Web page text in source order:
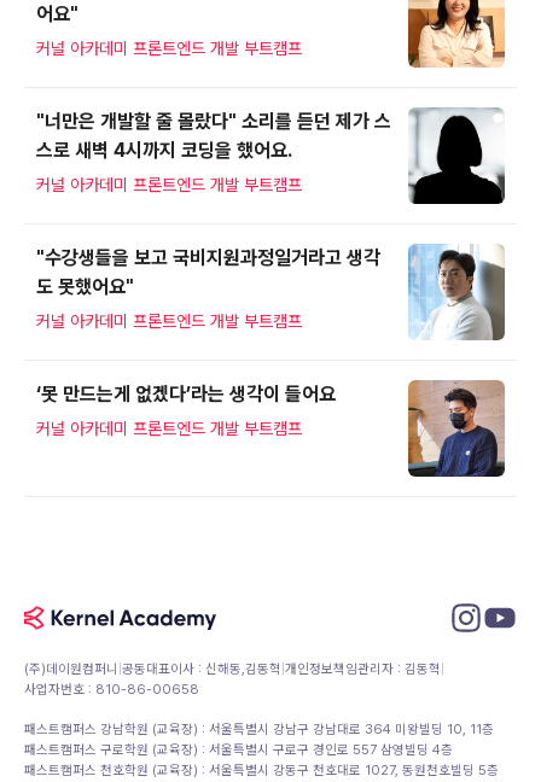
어요"
커널 아카데미 프론트엔드 개발 부트캠프
"너만은 개발할 줄 몰랐다" 소리를 듣던 제가 스
스로 새벽 4시까지 코딩을 했어요.
커널 아카데미 프론트엔드 개발 부트캠프
"수강생들을 보고 국비지원과정일거라고 생각
도 못했어요"
커널 아카데미 프론트엔드 개발 부트캠프
‘못 만드는게 없겠다’라는 생각이 들어요
커널 아카데미 프론트엔드 개발 부트캠프
(주)데이원컴퍼니 공동대표이사 : 신해동,김동혁 개인정보책임관리자 : 김동혁
사업자번호 : 810-86-00658
패스트캠퍼스 강남학원 (교육장) : 서울특별시 강남구 강남대로 364 미왕빌딩 10, 11층
패스트캠퍼스 구로학원 (교육장) : 서울특별시 구로구 경인로 557 삼영빌딩 4층
패스트캠퍼스 천호학원 (교육장) : 서울특별시 강동구 천호대로 1027, 동원천호빌딩 5층